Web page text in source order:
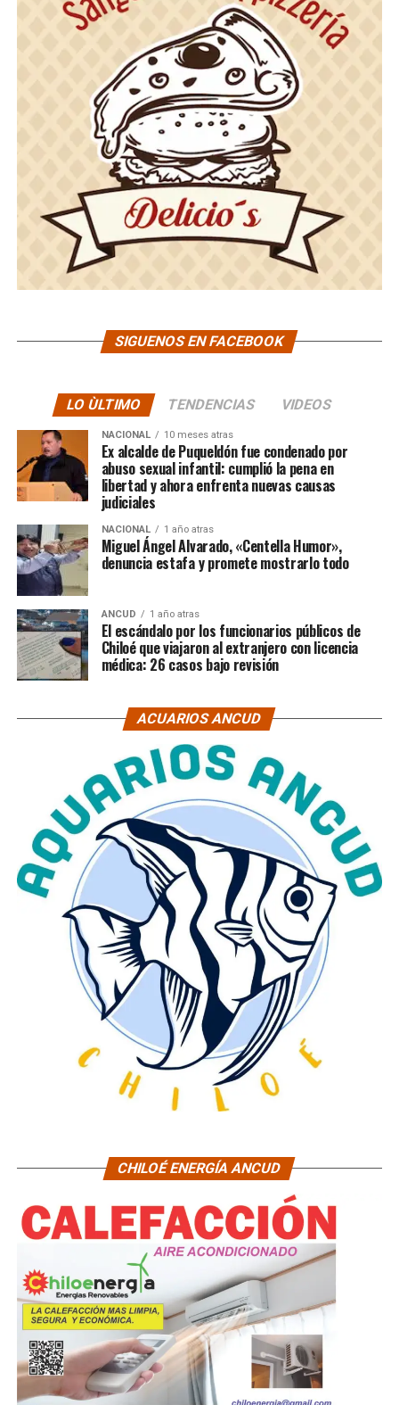
SIGUENOS EN FACEBOOK
LO ÙLTIMO TENDENCIAS VIDEOS
NACIONAL 10 meses atras
Ex alcalde de Puqueldón fue condenado por
abuso sexual infantil: cumplió la pena en
libertad y ahora enfrenta nuevas causas
judiciales
NACIONAL 1 año atras
Miguel Ángel Alvarado, «Centella Humor»,
denuncia estafa y promete mostrarlo todo
ANCUD 1 año atras
El escándalo por los funcionarios públicos de
Chiloé que viajaron al extranjero con licencia
médica: 26 casos bajo revisión
ACUARIOS ANCUD
CHILOÉ ENERGÍA ANCUD